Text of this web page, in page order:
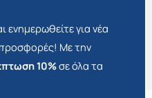
ενημερωθείτε για νέα
προσφορές! Με την
10%σε όλα τα